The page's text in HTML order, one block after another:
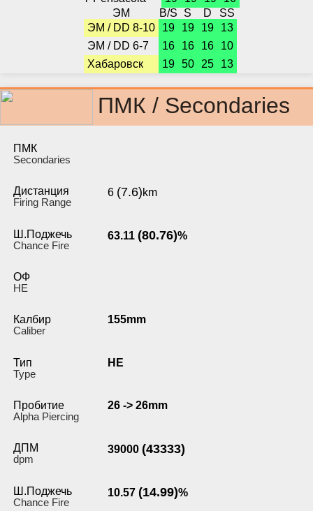
ЭМ
B/S S D
SS
ЭМ / DD 8-10
19 19 19
13
ЭМ / DD 6-7
16 16 16
10
Хабаровск
19 50 25 13
ПМК / Secondaries
ПМК
Secondaries
Дистанция
Firing Range
6 (7.6)km
Ш.Поджечь
Chance Fire
63.11 (80.76)%
ОФ
HE
Калбир
Caliber
155mm
Тип
Type
HE
Пробитие
Alpha Piercing
26 -> 26mm
ДПМ
dpm
39000 (43333)
Ш.Поджечь
Chance Fire
10.57 (14.99)%